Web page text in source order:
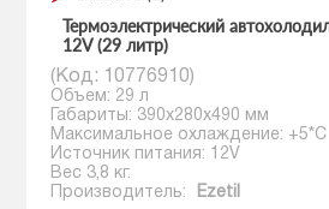
Термоэлектрический
12V (29 литр)
(Код: 10776910)
Объем: 29 л
Габариты: 390x280x490 мм
Максимальное охлаждение: +5*С
Источник питания: 12V
Вес 3,8 кг.
Производитель:
Ezetil